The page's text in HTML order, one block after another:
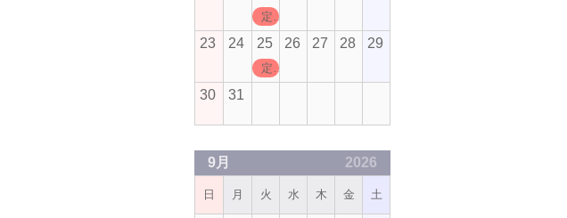
定休日
23 24 25
定休日
26 27 28 29
30 31
9月 2026
日 月 火 水 木 金 土